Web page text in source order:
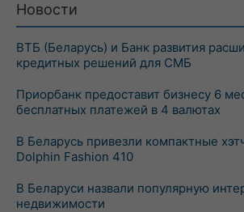
Новости
ВТБ (Беларусь) и Банк развития
кредитных решений для СМБ
Приорбанк предоставит бизнесу 6
бесплатных платежей в 4 валютах
В Беларусь привезли компактные
Dolphin Fashion 410
В Беларуси назвали популярную
недвижимости